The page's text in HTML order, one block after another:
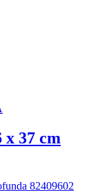
37 cm